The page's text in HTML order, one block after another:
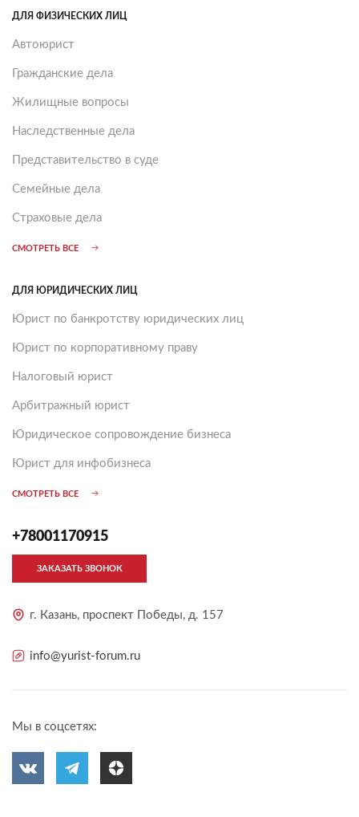
ДЛЯ ФИЗИЧЕСКИХ ЛИЦ
Автоюрист
Гражданские дела
Жилищные вопросы
Наследственные дела
Представительство в суде
Семейные дела
Страховые дела
СМОТРЕТЬ ВСЕ
ДЛЯ ЮРИДИЧЕСКИХ ЛИЦ
Юрист по банкротству юридических лиц
Юрист по корпоративному праву
Налоговый юрист
Арбитражный юрист
Юридическое сопровождение бизнеса
Юрист для инфобизнеса
СМОТРЕТЬ ВСЕ
+78001170915
ЗАКАЗАТЬ ЗВОНОК
г. Казань, проспект Победы, д. 157
info@yurist-forum.ru
Мы в соцсетях: